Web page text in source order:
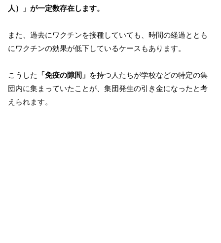
人）」が一定数存在します。
また、過去にワクチンを接種していても、時間の経過ととも
にワクチンの効果が低下しているケースもあります。
こうした 「免疫の隙間」 を持つ人たちが学校などの特定の集
団内に集まっていたことが、集団発生の引き金になったと考
えられます。